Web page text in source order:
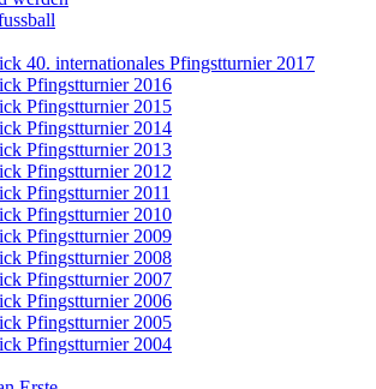
40. internationales Pfingstturnier 2017
Pfingstturnier 2016
Pfingstturnier 2015
Pfingstturnier 2014
Pfingstturnier 2013
Pfingstturnier 2012
Pfingstturnier 2011
Pfingstturnier 2010
Pfingstturnier 2009
Pfingstturnier 2008
Pfingstturnier 2007
Pfingstturnier 2006
Pfingstturnier 2005
Pfingstturnier 2004